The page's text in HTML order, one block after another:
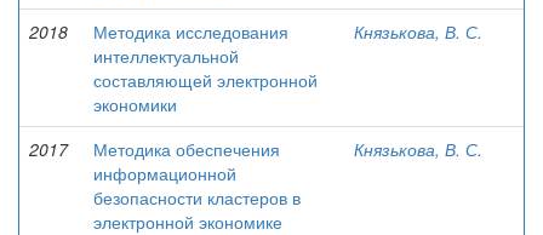
2018
Методика исследования
интеллектуальной
составляющей электронной
экономики
Князькова, В. С.
2017
Методика обеспечения
информационной
безопасности кластеров в
электронной экономике
Князькова, В. С.